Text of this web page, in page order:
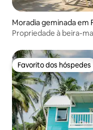
Moradia geminada em
Propriedade à beira-
Favorito dos hóspedes
Favorito dos hóspedes